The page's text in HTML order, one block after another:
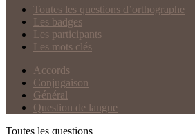
Toutes les questions d’orthographe
Les badges
Les participants
Les mots clés
Accords
Conjugaison
Général
Question de langue
Toutes les questions